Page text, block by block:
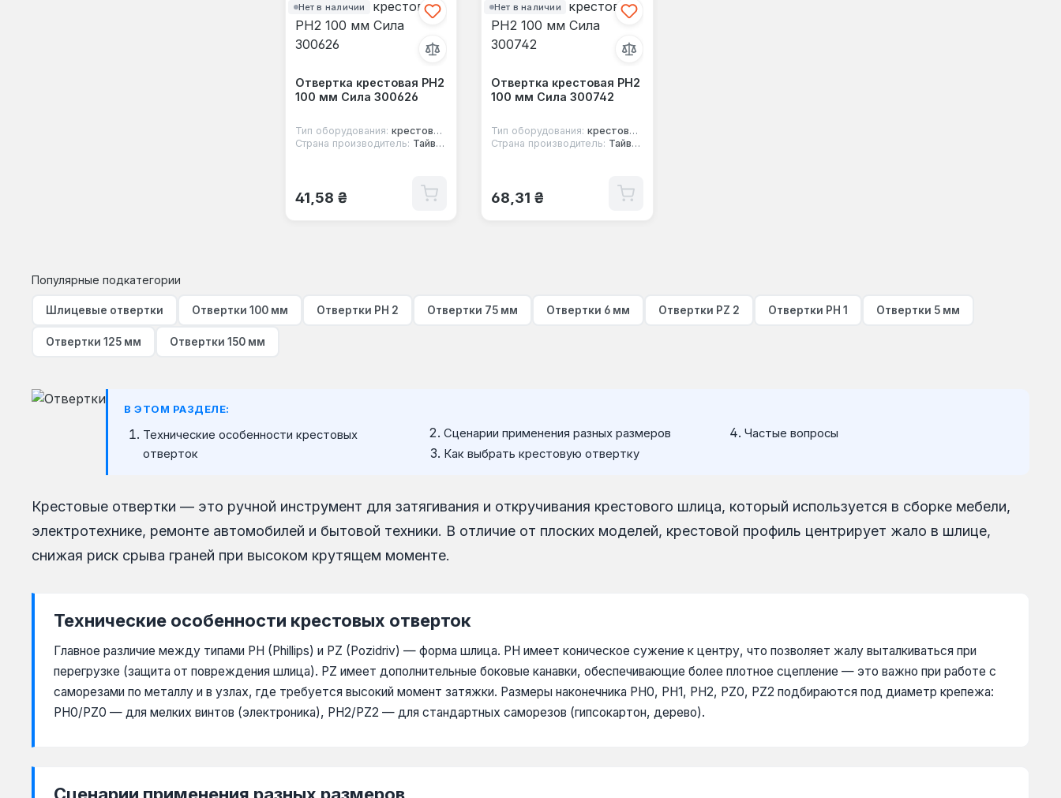
Нет в наличии
Отвертка крестовая PH2
100 мм Сила 300626
Тип оборудования: крестовая отвертка
Страна производитель: Тайвань
Обычная цена:
41,58 ₴
Нет в наличии
Отвертка крестовая PH2
100 мм Сила 300742
Тип оборудования: крестовая отвертка
Страна производитель: Тайвань
Обычная цена:
68,31 ₴
Популярные подкатегории
Шлицевые отвертки Отвертки 100 мм Отвертки PH 2 Отвертки 75 мм Отвертки 6 мм Отвертки PZ 2 Отвертки PH 1 Отвертки 5 мм
Отвертки 125 мм Отвертки 150 мм
В ЭТОМ РАЗДЕЛЕ:
Технические особенности крестовых
отверток
Сценарии применения разных размеров
Как выбрать крестовую отвертку
Частые вопросы
Крестовые отвертки — это ручной инструмент для затягивания и откручивания крестового шлица, который используется в сборке мебели,
электротехнике, ремонте автомобилей и бытовой техники. В отличие от плоских моделей, крестовой профиль центрирует жало в шлице,
снижая риск срыва граней при высоком крутящем моменте.
Технические особенности крестовых отверток
Главное различие между типами PH (Phillips) и PZ (Pozidriv) — форма шлица. PH имеет коническое сужение к центру, что позволяет жалу выталкиваться при
перегрузке (защита от повреждения шлица). PZ имеет дополнительные боковые канавки, обеспечивающие более плотное сцепление — это важно при работе с
саморезами по металлу и в узлах, где требуется высокий момент затяжки. Размеры наконечника PH0, PH1, PH2, PZ0, PZ2 подбираются под диаметр крепежа:
PH0/PZ0 — для мелких винтов (электроника), PH2/PZ2 — для стандартных саморезов (гипсокартон, дерево).